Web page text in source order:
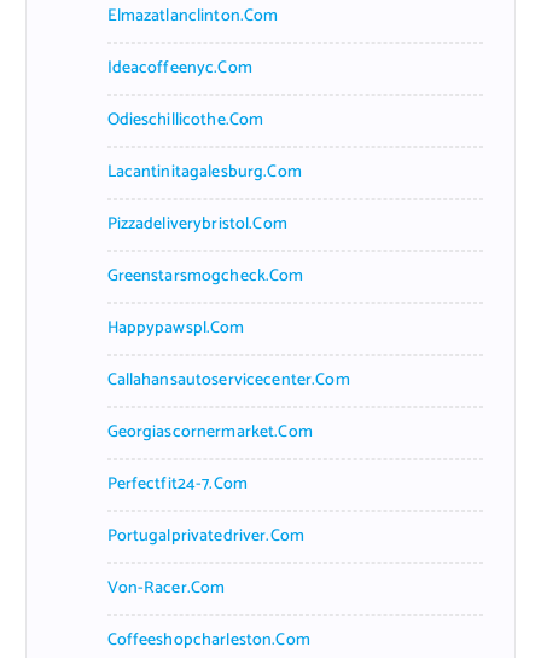
Elmazatlanclinton.com
Ideacoffeenyc.com
Odieschillicothe.com
Lacantinitagalesburg.com
Pizzadeliverybristol.com
Greenstarsmogcheck.com
Happypawspl.com
Callahansautoservicecenter.com
Georgiascornermarket.com
Perfectfit24-7.com
Portugalprivatedriver.com
Von-Racer.com
Coffeeshopcharleston.com